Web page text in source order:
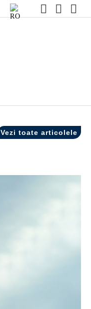
Vezi toate articolele